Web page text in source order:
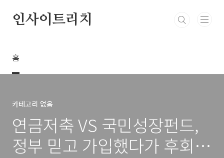
인사이트리치
홈
카테고리 없음
연금저축 VS 국민성장펀드,
정부 믿고 가입했다가 후회하